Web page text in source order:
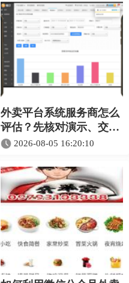
外卖平台系统服务商怎么
评估？先核对演示、交付
和维护
2026-08-05 16:20:10